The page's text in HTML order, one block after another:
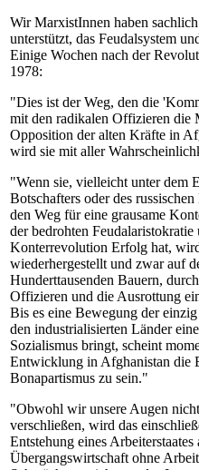
Wir MarxistInnen haben
unterstützt, das Feudalsystem
Einige Wochen nach der
1978:
"Dies ist der Weg, den die
mit den radikalen Offizieren die
Opposition der alten Kräfte in
wird sie mit aller
"Wenn sie, vielleicht unter dem
Botschafters oder des
den Weg für eine grausame
der bedrohten
Konterrevolution Erfolg hat,
wiederhergestellt und zwar auf
Hunderttausenden Bauern,
Offizieren und die Ausrottung
Bis es eine Bewegung der
den industrialisierten Länder
Sozialismus bringt, scheint
Entwicklung in Afghanistan die
Bonapartismus zu sein."
"Obwohl wir unsere Augen
verschließen, wird das
Entstehung eines
Übergangswirtschaft ohne